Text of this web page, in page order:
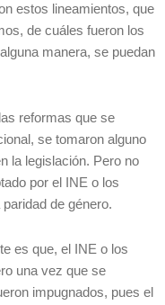
estos lineamientos, que
de cuáles fueron los
manera, se puedan
reformas que se
se tomaron alguno
la legislación. Pero no
por el INE o los
de género.
es que, el INE o los
una vez que se
impugnados, pues el